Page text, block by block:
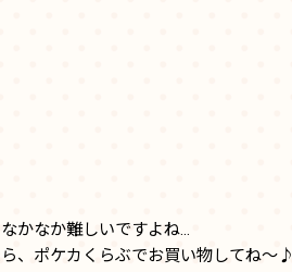
かなか難しいですよね…
、ポケカくらぶでお買い物してね～♪